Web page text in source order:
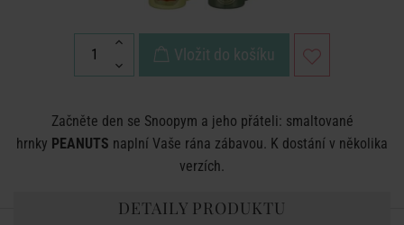
Vložit do košíku
Začněte den se Snoopym a jeho přáteli: smaltované
hrnky PEANUTS naplní Vaše rána zábavou. K dostání v několika
verzích.
DETAILY PRODUKTU